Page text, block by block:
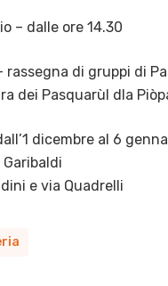
– dalle ore 14.30
rassegna di gruppi di
dei Pasquarùl dla
dicembre al 6
e via Quadrelli